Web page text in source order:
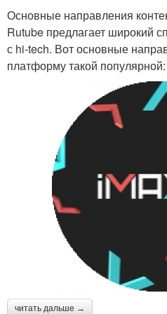
Основные направления
Rutube предлагает широкий
с hi-tech. Вот основные
платформу такой популярной:
читать дальше →